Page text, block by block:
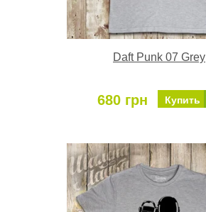
Daft Punk 07 Grey
680 грн Купить